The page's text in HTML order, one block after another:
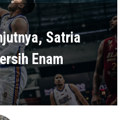
Satria
Enam